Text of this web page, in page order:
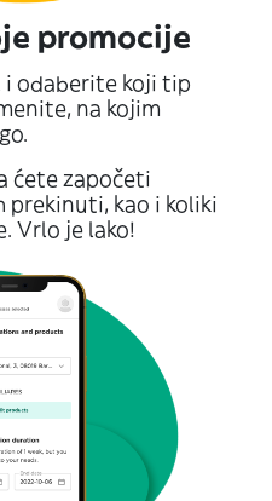
promocije
i odaberite koji tip
na kojim
ćete započeti
prekinuti, kao i koliki
Vrlo je lako!